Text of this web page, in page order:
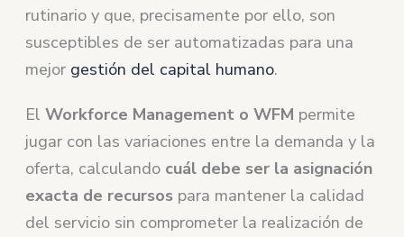
rutinario y que, precisamente por ello, son
susceptibles de ser automatizadas para una
mejor gestión del capital humano.
ElWorkforce Management o WFM permite
jugar con las variaciones entre la demanda y la
oferta, calculando cuál debe ser la asignación
exacta de recursos para mantener la calidad
del servicio sin comprometer la realización de